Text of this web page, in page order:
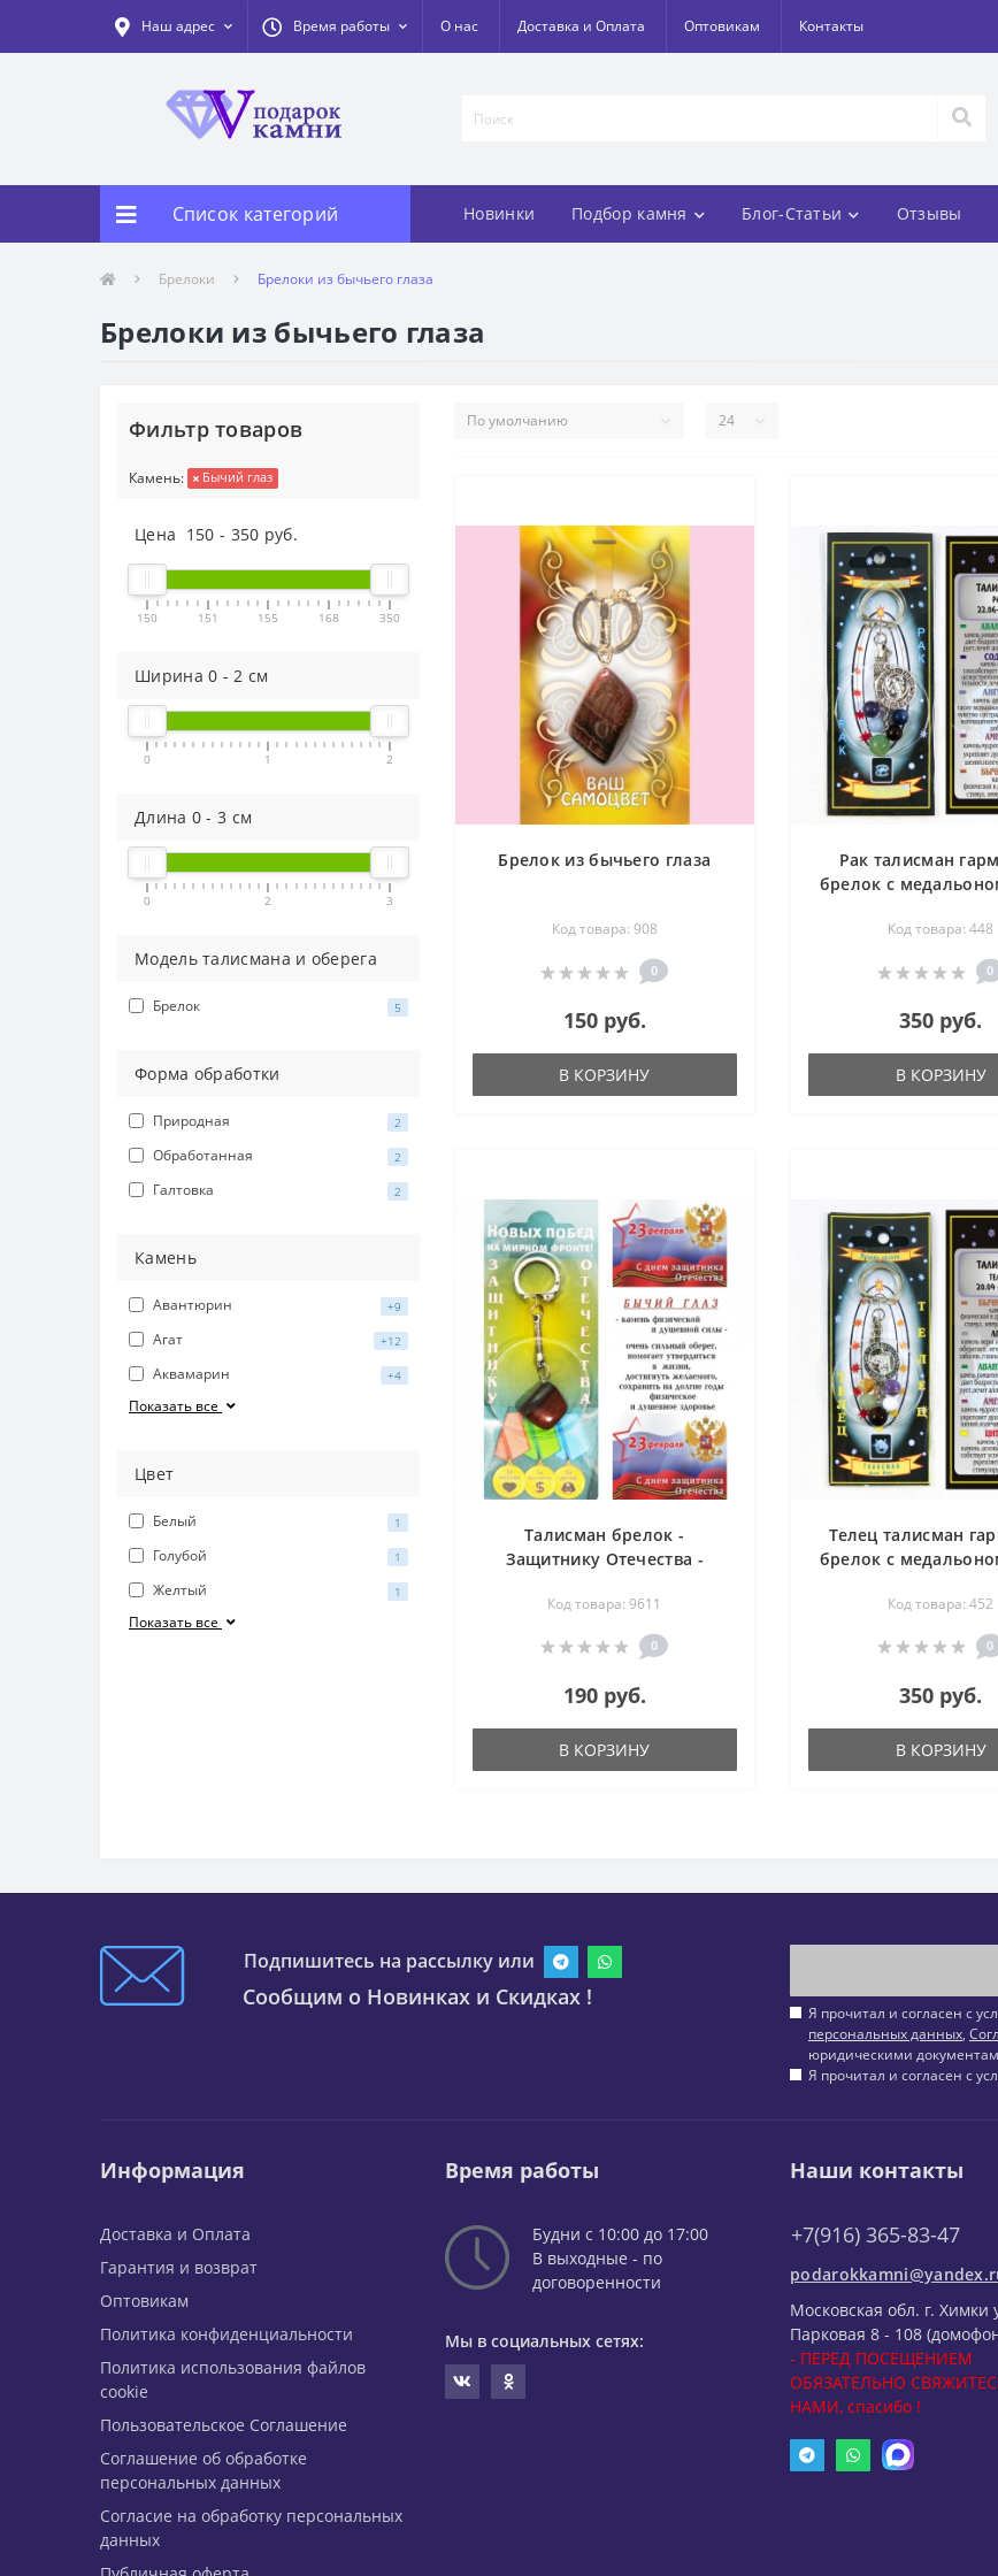
Наш адрес Время работы О нас Доставка и Оплата Оптовикам Контакты
Список категорий Новинки Подбор камня Блог-Статьи Отзывы
Брелоки Брелоки из бычьего глаза
Брелоки из бычьего глаза
Фильтр товаров
Камень: Бычий глаз
Цена 150 - 350 руб.
150 151 155 168 350
Ширина0 -2 см
0 1 2
Длина 0 -3 см
0 2 3
Модель талисмана и оберега
Брелок 5
Форма обработки
Природная 2
Обработанная 2
Галтовка 2
Камень
Авантюрин +9
Агат +12
Аквамарин +4
Показать все
Цвет
Белый 1
Голубой 1
Желтый 1
Показать все
Брелок из бычьего глаза
Код товара: 908
0
150 руб.
В КОРЗИНУ
Рак талисман
брелок с
содалит, ангелит,
бычий глаз
Код товара: 448
0
350 руб.
В КОРЗИНУ
Талисман брелок -
Защитнику Отечества -
Код товара: 9611
0
190 руб.
В КОРЗИНУ
Телец талисман
брелок с
авантюрин, аметист,
Код товара: 452
0
350 руб.
В КОРЗИНУ
Подпишитесь на рассылку или
Сообщим о Новинках и Скидках !
Я прочитал и согласен с
персональных данных,
юридическими
Я прочитал и согласен с
Информация
Доставка и Оплата
Гарантия и возврат
Оптовикам
Политика конфиденциальности
Политика использования файлов
cookie
Пользовательское Соглашение
Соглашение об обработке
персональных данных
Согласие на обработку персональных
данных
Время работы
Будни с 10:00 до 17:00
В выходные - по
договоренности
Мы в социальных сетях:
Наши контакты
+7(916) 365-83-47
Московская обл. г. Химки
Парковая 8 - 108
- ПЕРЕД ПОСЕЩЕНИЕМ
ОБЯЗАТЕЛЬНО
НАМИ, спасибо !